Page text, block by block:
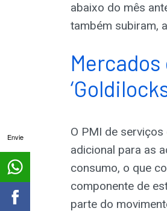
abaixo do mês
também subiram,
O PMI de
adicional para as
consumo, o que
componente de
parte do
Envie